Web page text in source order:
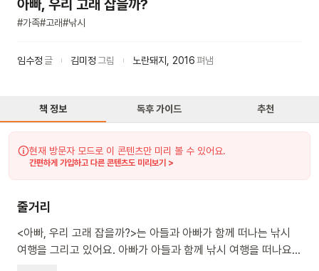
아빠, 우리 고래 잡을까?
#가족#고래#낚시
임수정 글 김미정 그림 노란돼지 2016펴냄
책 정보 독후 가이드 추천
현재 방문자 모드로 이 콘텐츠만 미리 볼 수 있어요.
간편하게 가입하고 다른 콘텐츠도 미리보기 >
줄거리
<아빠, 우리 고래 잡을까?>는 아들과 아빠가 함께 떠나는 낚시
여행을 그리고 있어요. 아빠가 아들과 함께 낚시 여행을 떠나요.